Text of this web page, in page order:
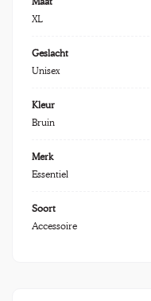
XL
Geslacht
Unisex
Kleur
Bruin
Merk
Essentiel
Soort
Accessoire